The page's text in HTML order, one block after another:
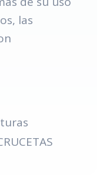
las